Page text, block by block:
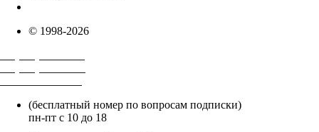
© 1998-2026
(бесплатный номер по вопросам подписки)
пн-пт с 10 до 18